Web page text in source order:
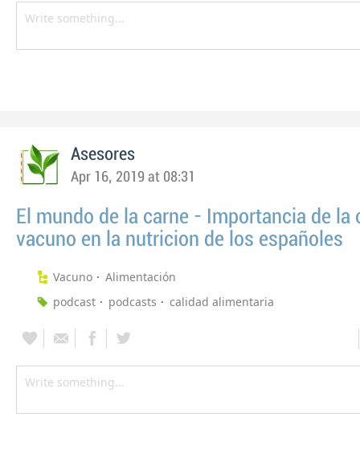
Asesores
Apr 16, 2019 at 08:31
El mundo de la carne - Importancia de la
vacuno en la nutricion de los españoles
Vacuno
Alimentación
podcast
podcasts calidad alimentaria